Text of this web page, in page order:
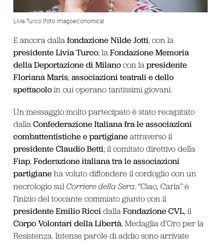
Livia Turco (foto Imagoeconomica)
E ancora dalla fondazione Nilde Jotti, con la
presidente Livia Turco; la Fondazione Memoria
della Deportazione di Milano con la presidente
Floriana Maris; associazioni teatrali e dello
spettacolo in cui operano tantissimi giovani.
Un messaggio molto partecipato è stato recapitato
dalla Confederazione Italiana fra le associazioni
combattentistiche e partigiane attraverso il
presidente Claudio Betti; il comitato direttivo della
Fiap, Federazione italiana tra le associazioni
partigianeha voluto diffondere il cordoglio con un
necrologio sul Corriere della Sera. “Ciao, Carla” è
l’inizio del toccante commiato giunto con il
presidente Emilio Ricci dalla Fondazione CVL, il
Corpo Volontari della Libertà, Medaglia d’Oro per la
Resistenza. Intense parole di addio sono arrivate